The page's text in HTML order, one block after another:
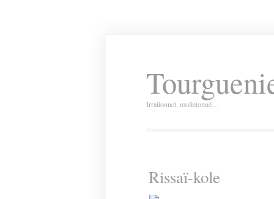
Irrationnel, molletonné…
Rissaï-kole